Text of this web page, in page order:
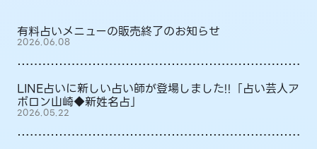
有料占いメニューの販売終了のお知らせ
2026.06.08
LINE占いに新しい占い師が登場しました!!「占い芸人ア
ポロン山崎◆新姓名占」
2026.05.22